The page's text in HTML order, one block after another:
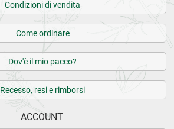
Condizioni di vendita
Come ordinare
Dov'è il mio pacco?
Recesso, resi e rimborsi
ACCOUNT